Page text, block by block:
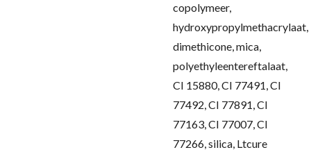
copolymeer,
hydroxypropylmethacrylaat,
dimethicone, mica,
polyethyleentereftalaat,
CI 15880, CI 77491, CI
77492, CI 77891, CI
77163, CI 77007, CI
77266, silica, Ltcure